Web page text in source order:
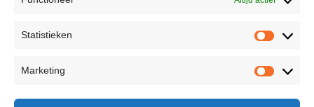
Statistieken
Marketing